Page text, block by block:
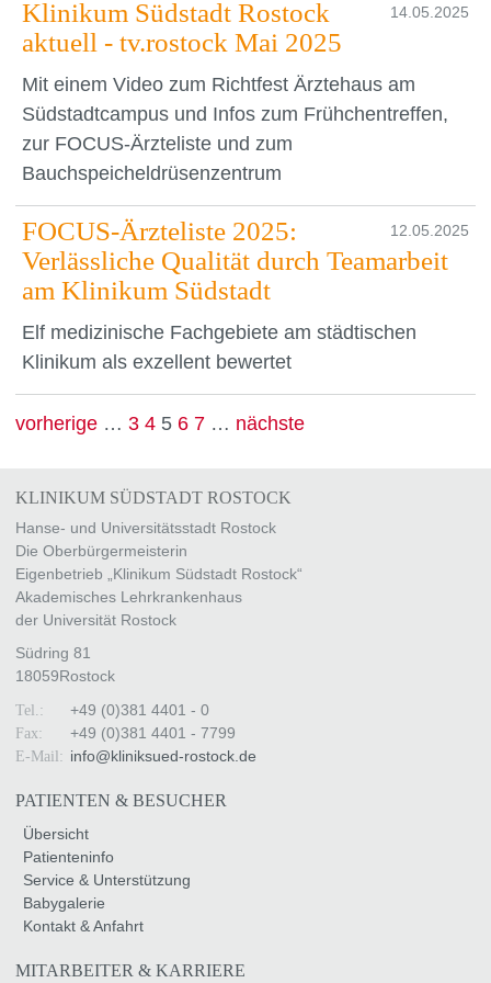
14.05.2025
Klinikum Südstadt Rostock
aktuell - tv.rostock Mai 2025
Mit einem Video zum Richtfest Ärztehaus am
Südstadtcampus und Infos zum Frühchentreffen,
zur FOCUS-Ärzteliste und zum
Bauchspeicheldrüsenzentrum
12.05.2025
FOCUS-Ärzteliste 2025:
Verlässliche Qualität durch Teamarbeit
am Klinikum Südstadt
Elf medizinische Fachgebiete am städtischen
Klinikum als exzellent bewertet
vorherige … 3 4 5 6 7 … nächste
KLINIKUM SÜDSTADT ROSTOCK
Hanse- und Universitätsstadt Rostock
Die Oberbürgermeisterin
Eigenbetrieb „Klinikum Südstadt Rostock“
Akademisches Lehrkrankenhaus
der Universität Rostock
Südring 81
18059Rostock
Tel.: +49 (0)381 4401 - 0
Fax: +49 (0)381 4401 - 7799
E-Mail: info@kliniksued-rostock de
PATIENTEN & BESUCHER
Übersicht
Patienteninfo
Service & Unterstützung
Babygalerie
Kontakt & Anfahrt
MITARBEITER & KARRIERE